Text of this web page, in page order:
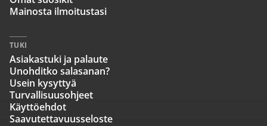
Mainosta ilmoitustasi
TUKI
Asiakastuki ja palaute
Unohditko salasanan?
Usein kysyttyä
Turvallisuusohjeet
Käyttöehdot
Saavutettavuusseloste